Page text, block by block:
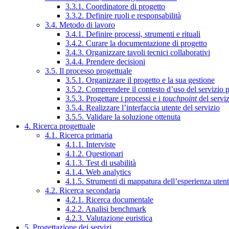
3.3.1. Coordinatore di progetto
3.3.2. Definire ruoli e responsabilità
3.4. Metodo di lavoro
3.4.1. Definire processi, strumenti e rituali
3.4.2. Curare la documentazione di progetto
3.4.3. Organizzare tavoli tecnici collaborativi
3.4.4. Prendere decisioni
3.5. Il processo progettuale
3.5.1. Organizzare il progetto e la sua gestione
3.5.2. Comprendere il contesto d’uso del servizio
3.5.3. Progettare i processi e i touchpointdel
3.5.4. Realizzare l’interfaccia utente del servizio
3.5.5. Validare la soluzione ottenuta
4. Ricerca progettuale
4.1. Ricerca primaria
4.1.1. Interviste
4.1.2. Questionari
4.1.3. Test di usabilità
4.1.4. Web analytics
4.1.5. Strumenti di mappatura dell’esperienza
4.2. Ricerca secondaria
4.2.1. Ricerca documentale
4.2.2. Analisi benchmark
4.2.3. Valutazione euristica
5. Progettazione dei servizi